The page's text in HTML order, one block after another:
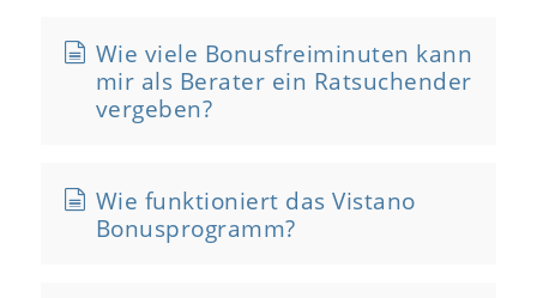
Wie viele Bonusfreiminuten kann
mir als Berater ein Ratsuchender
vergeben?
Wie funktioniert das Vistano
Bonusprogramm?